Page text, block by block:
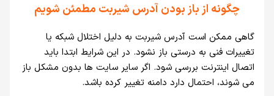
چگونه از باز بودن آدرس شيربت مطمئن شويم
گاهی ممكن است آدرس شيربت به دليل اختلال شبكه يا
تغييرات فنی به درستی باز نشود. در اين شرايط ابتدا بايد
اتصال اينترنت بررسی شود. اگر ساير سايت ها بدون مشكل باز
می شوند، احتمال دارد دامنه تغيير كرده باشد.